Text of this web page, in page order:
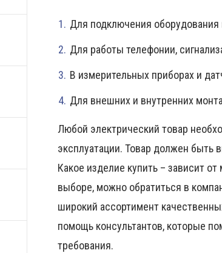
Для подключения
Для работы телефонии,
В измерительных приборах и
Для внешних и внутренних
Любой электрический товар
эксплуатации. Товар должен быть
Какое изделие купить – зависит
выборе, можно обратиться в
широкий ассортимент
помощь консультантов, которые
требования.